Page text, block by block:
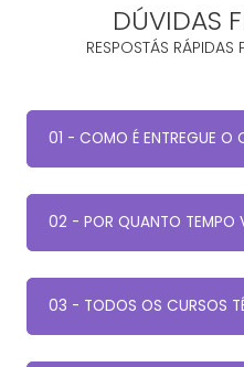
DÚVIDAS
RESPOSTÁS RÁPIDAS
01 - COMO É ENTREGUE O
02 - POR QUANTO TEMPO
03 - TODOS OS CURSOS